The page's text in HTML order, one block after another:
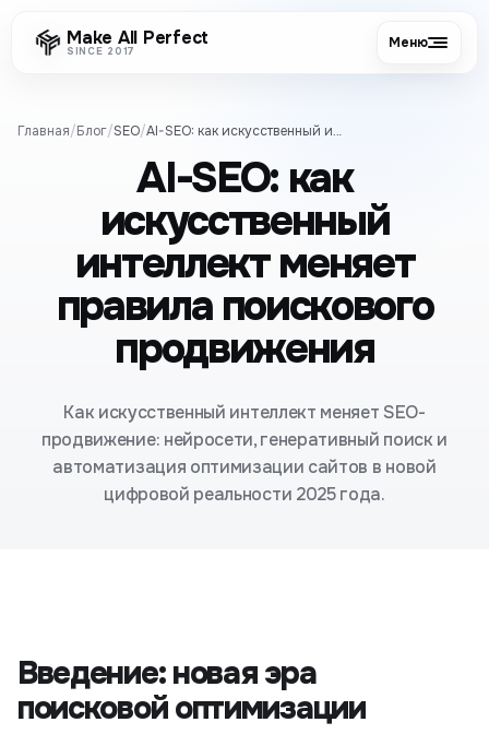
Make All Perfect
SINCE 2017 Меню
Главная/Блог/SEO/ AI-SEO: как искусственный интеллект меняет правила поискового продвижения
AI-SEO: как
искусственный
интеллект меняет
правила поискового
продвижения
Как искусственный интеллект меняет SEO-
продвижение: нейросети, генеративный поиск и
автоматизация оптимизации сайтов в новой
цифровой реальности 2025 года.
Введение: новая эра
поисковой оптимизации